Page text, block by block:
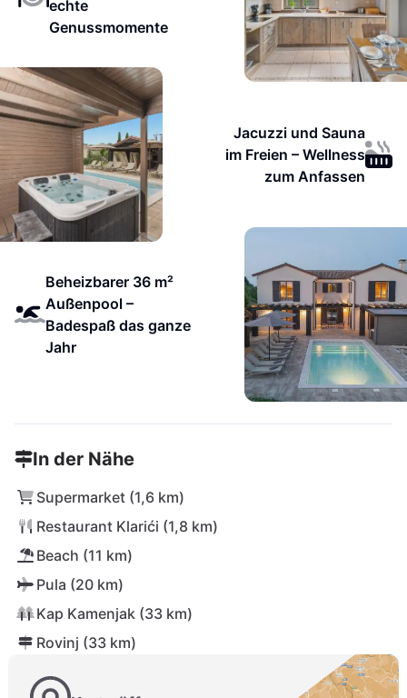
echte
Genussmomente
Jacuzzi und Sauna
im Freien – Wellness
zum Anfassen
Beheizbarer 36 m²
Außenpool –
Badespaß das ganze
Jahr
In der Nähe
Supermarket (1,6 km)
Restaurant Klarići (1,8 km)
Beach (11 km)
Pula (20 km)
Kap Kamenjak (33 km)
Rovinj (33 km)